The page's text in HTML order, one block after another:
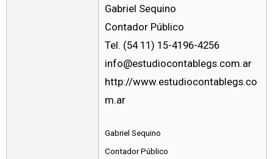
Gabriel Sequino
Contador Público
Tel. (54 11) 15-4196-4256
info@estudiocontablegs.com.ar
http://www.estudiocontablegs.co
m.ar
Gabriel Sequino
Contador Público